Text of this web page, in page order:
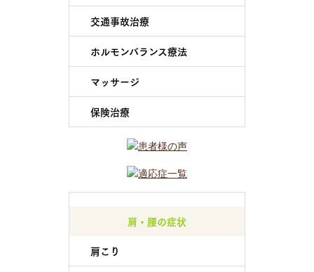
交通事故治療
ホルモンバランス療法
マッサージ
保険治療
肩・腰の症状
肩こり